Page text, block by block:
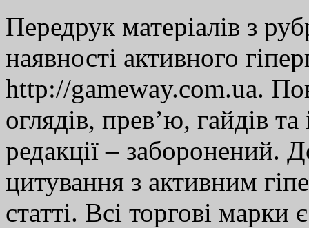
Передрук матеріалів з
наявності активного
http://gameway.com.ua.
оглядів, прев’ю, гайдів
редакції – заборонений.
цитування з активним
статті. Всі торгові марки